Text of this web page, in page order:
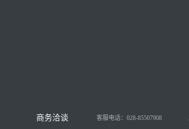
客服电话：028-85507908